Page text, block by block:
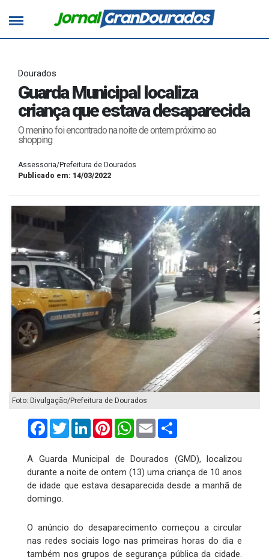
Dourados
Guarda Municipal localiza
criança que estava desaparecida
O menino foi encontrado na noite de ontem próximo ao
shopping
Assessoria/Prefeitura de Dourados
Publicado em: 14/03/2022
Foto: Divulgação/Prefeitura de Dourados
FacebookTwitterLinkedInPinterestWhatsApp
Email
A Guarda Municipal de Dourados (GMD), localizou
durante a noite de ontem (13) uma criança de 10 anos
de idade que estava desaparecida desde a manhã de
domingo.
O anúncio do desaparecimento começou a circular
nas redes sociais logo nas primeiras horas do dia e
também nos grupos de segurança pública da cidade.